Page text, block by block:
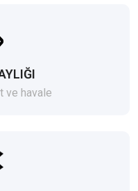
ve havale